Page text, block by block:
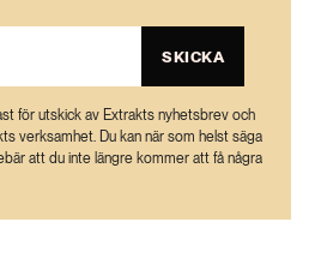
SKICKA
för utskick av Extrakts nyhetsbrev och
verksamhet. Du kan när som helst säga
att du inte längre kommer att få några